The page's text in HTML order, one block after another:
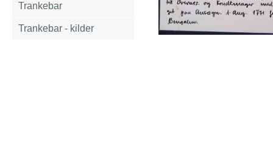
Trankebar
Trankebar - kilder